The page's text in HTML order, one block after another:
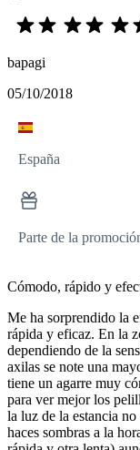
bapagi
05/10/2018
España
Parte de la
Cómodo, rápido y
Me ha sorprendido la
rápida y eficaz. En la
dependiendo de la
axilas se note una
tiene un agarre muy
para ver mejor los
la luz de la estancia
haces sombras a la